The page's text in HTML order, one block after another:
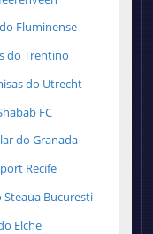
Fluminense
do Trentino
do Utrecht
FC
do Granada
Recife
Bucuresti
Elche